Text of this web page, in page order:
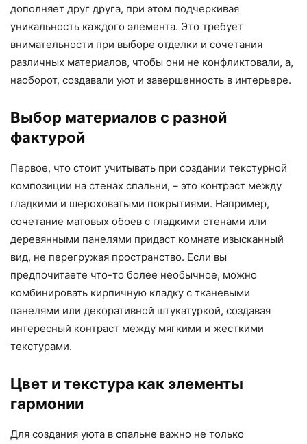
дополняет друг друга, при этом подчеркивая
уникальность каждого элемента. Это требует
внимательности при выборе отделки и сочетания
различных материалов, чтобы они не конфликтовали, а,
наоборот, создавали уют и завершенность в интерьере.
Выбор материалов с разной
фактурой
Первое, что стоит учитывать при создании текстурной
композиции на стенах спальни, – это контраст между
гладкими и шероховатыми покрытиями. Например,
сочетание матовых обоев с гладкими стенами или
деревянными панелями придаст комнате изысканный
вид, не перегружая пространство. Если вы
предпочитаете что-то более необычное, можно
комбинировать кирпичную кладку с тканевыми
панелями или декоративной штукатуркой, создавая
интересный контраст между мягкими и жесткими
текстурами.
Цвет и текстура как элементы
гармонии
Для создания уюта в спальне важно не только